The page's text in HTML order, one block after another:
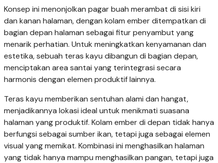
Konsep ini menonjolkan pagar buah merambat di sisi kiri
dan kanan halaman, dengan kolam ember ditempatkan di
bagian depan halaman sebagai fitur penyambut yang
menarik perhatian. Untuk meningkatkan kenyamanan dan
estetika, sebuah teras kayu dibangun di bagian depan,
menciptakan area santai yang terintegrasi secara
harmonis dengan elemen produktif lainnya.
Teras kayu memberikan sentuhan alami dan hangat,
menjadikannya lokasi ideal untuk menikmati suasana
halaman yang produktif. Kolam ember di depan tidak hanya
berfungsi sebagai sumber ikan, tetapi juga sebagai elemen
visual yang memikat. Kombinasi ini menghasilkan halaman
yang tidak hanya mampu menghasilkan pangan, tetapi juga